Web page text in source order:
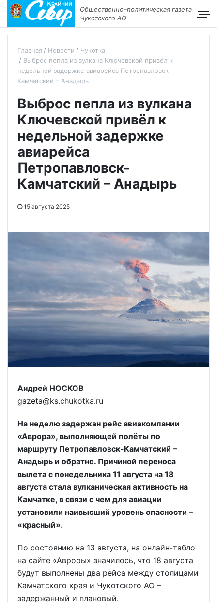
Общественно–политическая газета
Чукотского АО
Главная Новости
Чукотка
Выброс пепла из вулкана Ключевской привёл к
недельной задержке авиарейса Петропавловск-
Камчатский – Анадырь
Выброс пепла из вулкана
Ключевской привёл к
недельной задержке
авиарейса
Петропавловск-
Камчатский – Анадырь
15 августа 2025
Андрей НОСКОВ
gazeta@ks.chukotka.ru
На неделю задержан рейс авиакомпании
«Аврора», выполняющей полёты по
маршруту Петропавловск-Камчатский –
Анадырь и обратно. Причиной переноса
вылета с понедельника 11 августа на 18
августа стала вулканическая активность на
Камчатке, в связи с чем для авиации
установили наивысший уровень опасности –
«красный».
По состоянию на 13 августа, на онлайн-табло
на сайте «Авроры» значилось, что 18 августа
будут выполнены два рейса между столицами
Камчатского края и Чукотского АО –
задержанный и плановый.